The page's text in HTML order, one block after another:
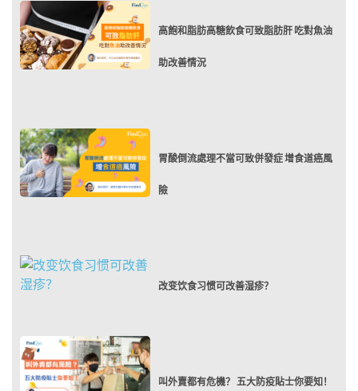
高飽和脂肪高糖飲食可致脂肪肝 吃對魚油
助改善情況
胃酸倒流處理不當可致併發症 增食道癌風
險
改变饮食习惯可改善湿疹？
叫外賣都有危機？ 五大防疫貼士你要知！